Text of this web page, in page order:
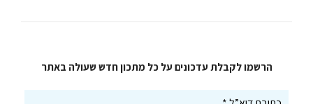
הרשמו לקבלת עדכונים על כל מתכון חדש שעולה באתר